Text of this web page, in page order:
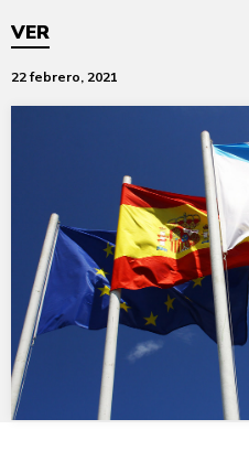
VER
22 febrero, 2021